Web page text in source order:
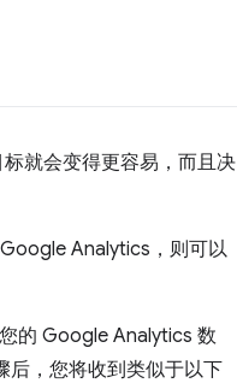
就会变得更容易，而且决
Analytics，则可以
的 Google Analytics 数
后，您将收到类似于以下